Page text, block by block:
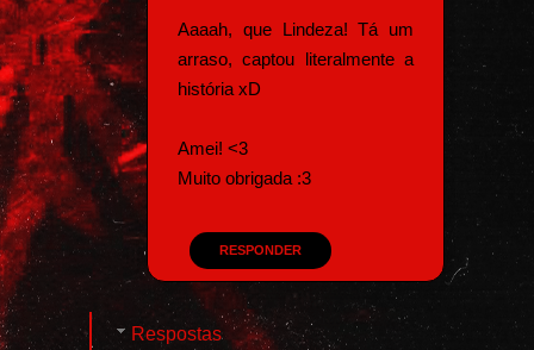
Aaaah, que Lindeza! Tá um
arraso, captou literalmente a
história xD
Amei! <3
Muito obrigada :3
RESPONDER
Respostas